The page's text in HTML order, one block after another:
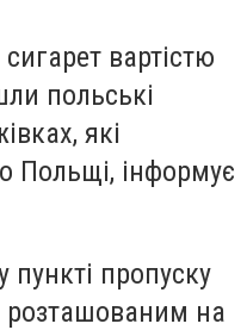
вартістю
польські
які
Польщі, інформує
пропуску
на